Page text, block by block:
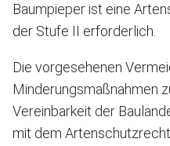
Baumpieper ist eine
der Stufe II erforderlich.
Die vorgesehenen
Minderungsmaßnahmen
Vereinbarkeit der
mit dem